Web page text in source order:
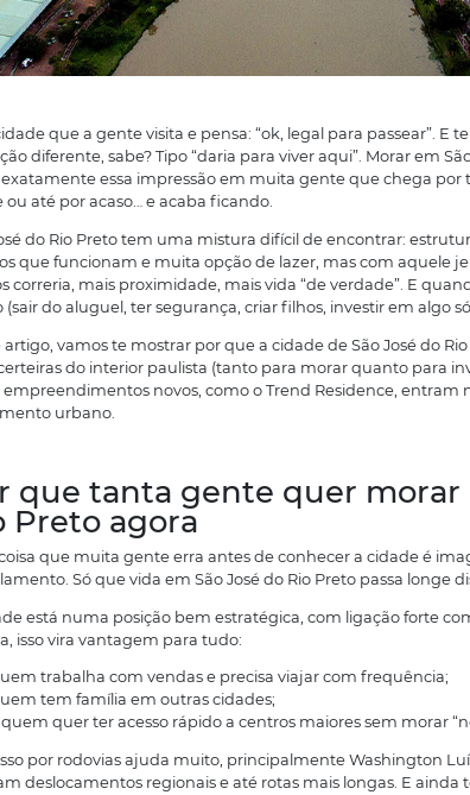
Tem cidade que a gente visita e pensa: “ok,
sensação diferente, sabe? Tipo “daria para
São José do Rio Preto tem uma mistura
serviços que funcionam e muita opção de
menos correria, mais proximidade, mais
futuro (sair do aluguel, ter segurança, criar
Neste artigo, vamos te mostrar por que a
mais certeiras do interior paulista (tanto
como empreendimentos novos, como o
crescimento urbano.